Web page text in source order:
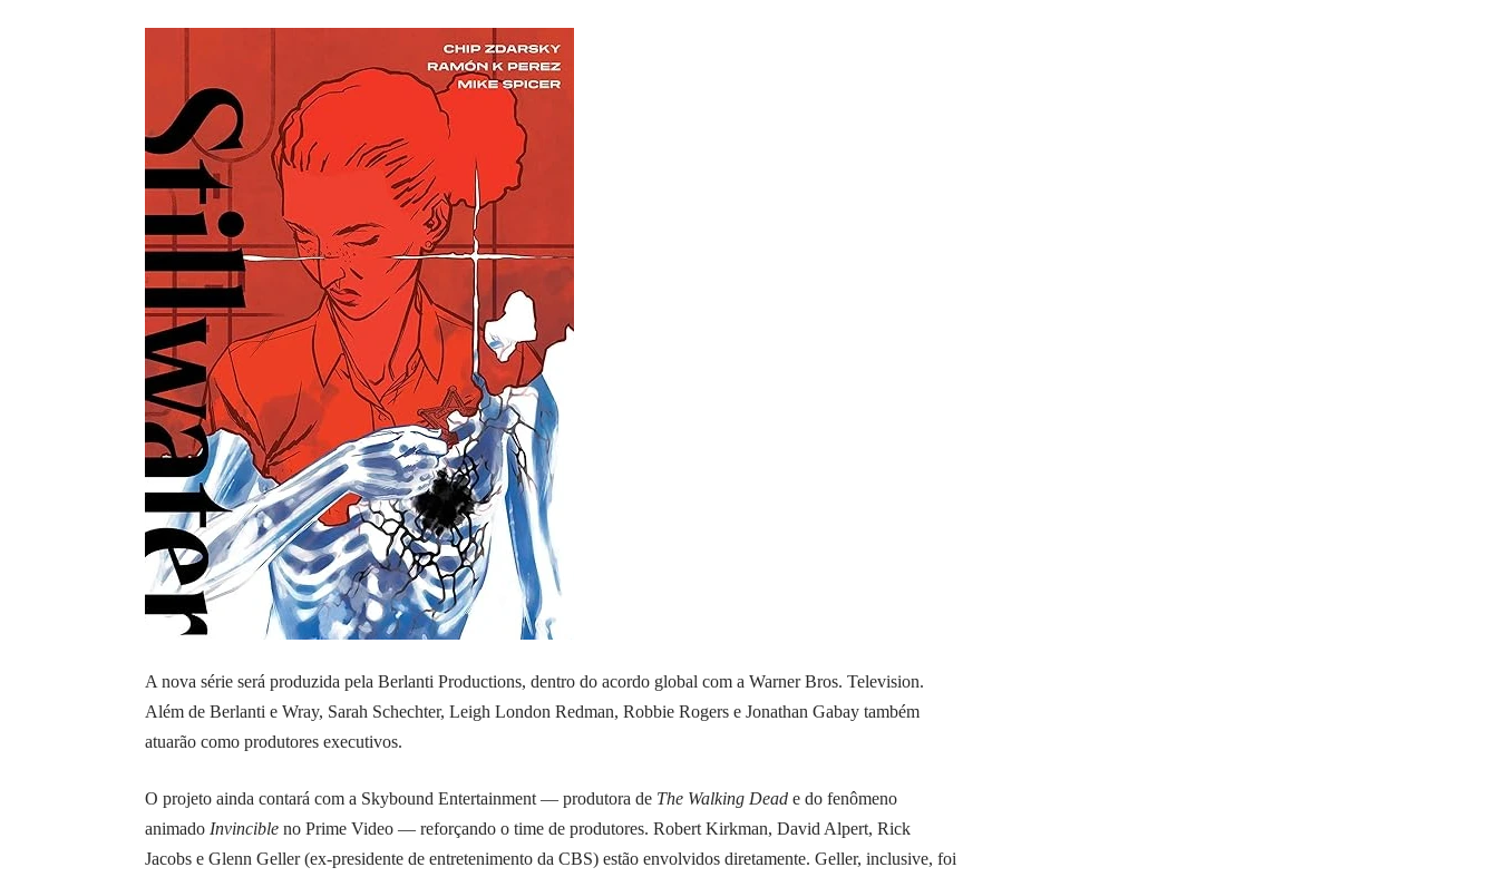
A nova série será produzida pela Berlanti Productions, dentro do acordo global com a Warner Bros. Television.
Além de Berlanti e Wray, Sarah Schechter, Leigh London Redman, Robbie Rogers e Jonathan Gabay também
atuarão como produtores executivos.
O projeto ainda contará com a Skybound Entertainment — produtora de The Walking Dead e do fenômeno
animado Invincible no Prime Video — reforçando o time de produtores. Robert Kirkman, David Alpert, Rick
Jacobs e Glenn Geller (ex-presidente de entretenimento da CBS) estão envolvidos diretamente. Geller, inclusive, foi